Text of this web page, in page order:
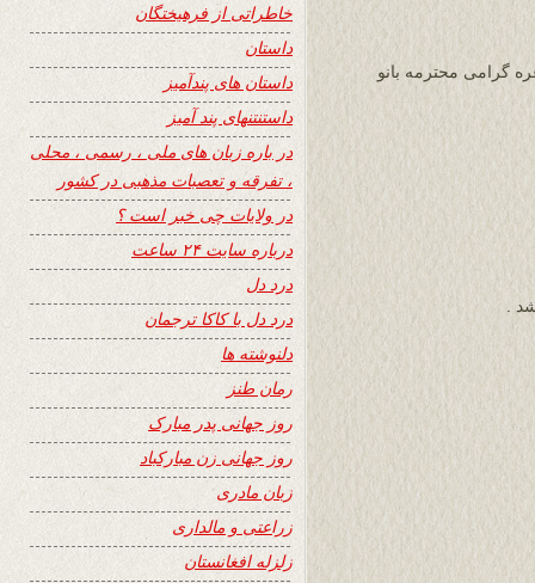
گرامی محترمه بانو
.
خاطراتی از فرهیختگان
داستان
داستان های پندآمیز
داستنتنهای پند آمیز
در باره زبان های ملی ، رسمی ، محلی
، تفرقه و تعصبات مذهبی در کشور
در ولایات چی خبر است ؟
درباره سایت ۲۴ ساعت
درد دل
درد دل با کاکا ترجمان
دلنوشته ها
رمان طنز
روز جهانی پدر مبارک
روز جهانی زن مبارکباد
زبان مادری
زراعتی و مالداری
زلزله افغانستان